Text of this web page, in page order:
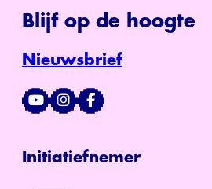
Blijf op de hoogte
Nieuwsbrief
Initiatiefnemer